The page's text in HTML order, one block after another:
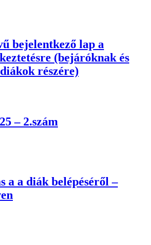
bejelentkező lap a
(bejáróknak és
részére)
– 2.szám
a a diák belépéséről –